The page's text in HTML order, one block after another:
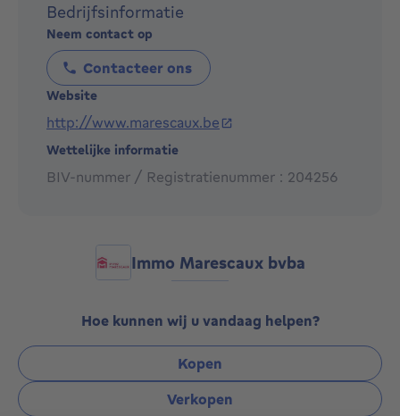
Als open kantoor zijn wij steeds toegankelijk voor
vrijblijvend advies.
De persoonlijke communicatie met u, als klant, staat
centraal bij al onze activiteiten. Dankzij ons familiaal
karakter kan u rekenen op een betrouwbare
samenwerking. Bij Immo Marescaux vindt u de
combinatie van jarenlange ervaring en jong
Verkoop & verhuur van residentieel & commercieel
schattingen: door de jaren ervaring hebben we
ontelbare vergelijkingspunten verzameld zodat de
correcte en reële waarde van uw onroerend goed kan
worden bepaald.
Bedrijfsinformatie
Neem contact op
Contacteer ons
Website
http://www.marescaux.be
Wettelijke informatie
BIV-nummer / Registratienummer : 204256
Immo Marescaux bvba
Hoe kunnen wij u vandaag helpen?
Kopen
Verkopen